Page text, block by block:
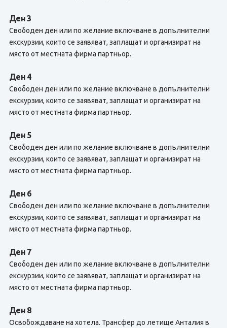
Ден 3
Свободен ден или по желание включване в допълнителни
екскурзии, които се заявяват, заплащат и организират на
място от местната фирма партньор.
Ден 4
Свободен ден или по желание включване в допълнителни
екскурзии, които се заявяват, заплащат и организират на
място от местната фирма партньор.
Ден 5
Свободен ден или по желание включване в допълнителни
екскурзии, които се заявяват, заплащат и организират на
място от местната фирма партньор.
Ден 6
Свободен ден или по желание включване в допълнителни
екскурзии, които се заявяват, заплащат и организират на
място от местната фирма партньор.
Ден 7
Свободен ден или по желание включване в допълнителни
екскурзии, които се заявяват, заплащат и организират на
място от местната фирма партньор.
Ден 8
Освобождаване на хотела. Трансфер до летище Анталия в